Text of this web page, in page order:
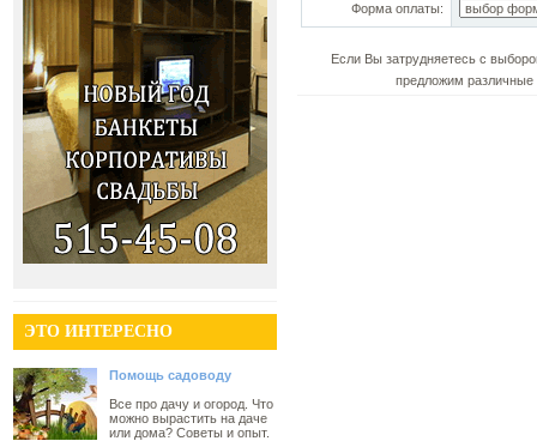
ЭТО ИНТЕРЕСНО
Помощь садоводу
Все про дачу и огород. Что
можно вырастить на даче
или дома? Советы и опыт.
Форма оплаты:
Если Вы затрудняетесь с
предложим различные